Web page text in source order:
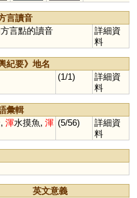
言讀音
言點的讀音
詳細資
料
紀要》地名
(1/1)
詳細資
料
彙輯
渾水摸魚, 渾 (5/56)
詳細資
料
英文意義